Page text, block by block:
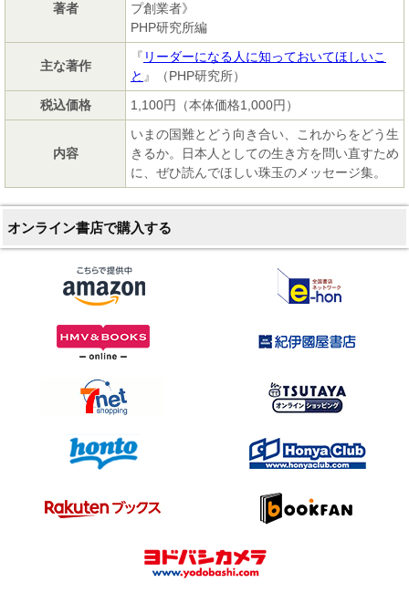
著者
プ創業者》
PHP研究所編
主な著作
『 リーダーになる人に知っておいてほしいこ
と 』（PHP研究所）
税込価格
1,100円（本体価格1,000円）
内容
いまの国難とどう向き合い、これからをどう生
きるか。日本人としての生き方を問い直すため
に、ぜひ読んでほしい珠玉のメッセージ集。
オンライン書店で購入する